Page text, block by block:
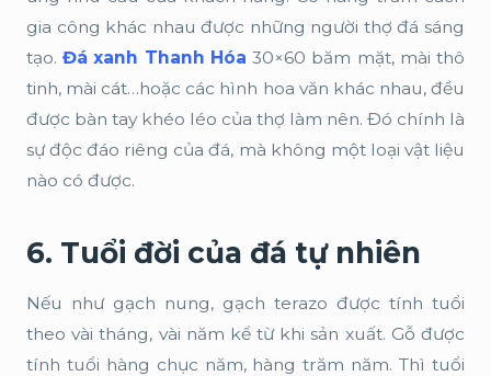
gia công khác nhau được những người thợ đá sáng
tạo.Đá xanh Thanh Hóa 30×60 băm mặt, mài thô
tinh, mài cát…hoặc các hình hoa văn khác nhau, đều
được bàn tay khéo léo của thợ làm nên. Đó chính là
sự độc đáo riêng của đá, mà không một loại vật liệu
nào có được.
6. Tuổi đời của đá tự nhiên
Nếu như gạch nung, gạch terazo được tính tuổi
theo vài tháng, vài năm kể từ khi sản xuất. Gỗ được
tính tuổi hàng chục năm, hàng trăm năm. Thì tuổi